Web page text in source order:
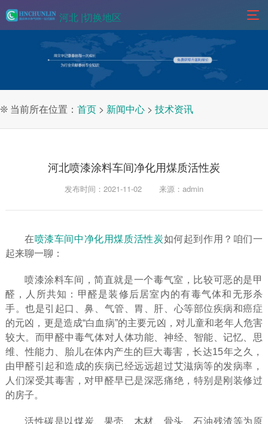
河北 |切换地区
❊ 当前所在位置： 首页 > 新闻中心 > 技术资讯
河北喷漆涂料车间净化用煤质活性炭
发布时间：2021-11-02 来源：admin
在喷漆车间中净化用煤质活性炭如何起到作用？咱们一
起来聊一聊：
喷漆涂料车间，简直就是一个毒气室，比较可恶的是甲
醛，人所共知：甲醛是装修后居室内的有毒气体和无形杀
手。也是引起口、鼻、气管、胃、肝、心等部位疾病和癌症
的元凶，更是造成“白血病”的主要元凶，对儿童和老年人危害
较大。而甲醛中毒气体对人体功能、神经、智能、记忆、思
维、性能力、胎儿在体内产生的巨大毒害，长达15年之久，
由甲醛引起和造成的疾病已经远远超过艾滋病等的发病率，
人们深受其毒害，对甲醛早已是深恶痛绝，特别是刚装修过
的房子。
活性碳是以煤炭、果壳、木材、骨头、石油残渣等为原